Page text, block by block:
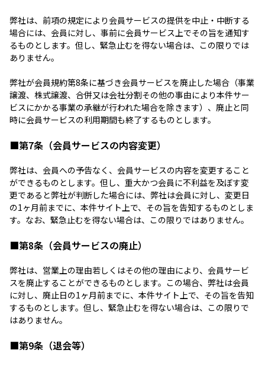
弊社は、前項の規定により会員サービスの提供を中止・中断する
場合には、会員に対し、事前に会員サービス上でその旨を通知す
るものとします。但し、緊急止むを得ない場合は、この限りでは
ありません。
弊社が会員規約第8条に基づき会員サービスを廃止した場合（事業
譲渡、株式譲渡、合併又は会社分割その他の事由により本件サー
ビスにかかる事業の承継が行われた場合を除きます）、廃止と同
時に会員サービスの利用期間も終了するものとします。
■第7条（会員サービスの内容変更）
弊社は、会員への予告なく、会員サービスの内容を変更すること
ができるものとします。但し、重大かつ会員に不利益を及ぼす変
更であると弊社が判断した場合には、弊社は会員に対し、変更日
の1ヶ月前までに、本件サイト上で、その旨を告知するものとしま
す。なお、緊急止むを得ない場合は、この限りではありません。
■第8条（会員サービスの廃止）
弊社は、営業上の理由若しくはその他の理由により、会員サービ
スを廃止することができるものとします。この場合、弊社は会員
に対し、廃止日の1ヶ月前までに、本件サイト上で、その旨を告知
するものとします。但し、緊急止むを得ない場合は、この限りで
はありません。
■第9条（退会等）